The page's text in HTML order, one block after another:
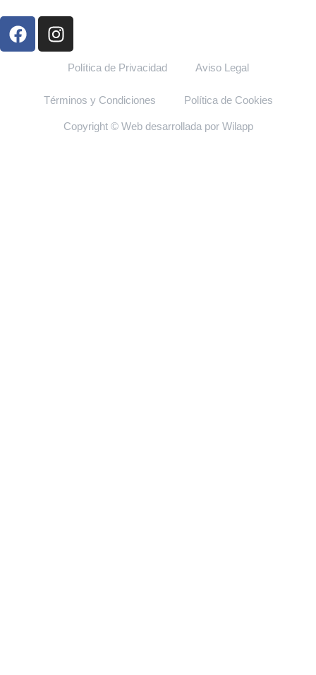
Política de Privacidad Aviso Legal
Términos y Condiciones Política de Cookies
Copyright © Web desarrollada por Wilapp